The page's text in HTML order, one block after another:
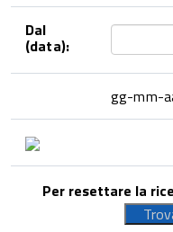
Dal
(data):
gg-mm-
Per resettare la